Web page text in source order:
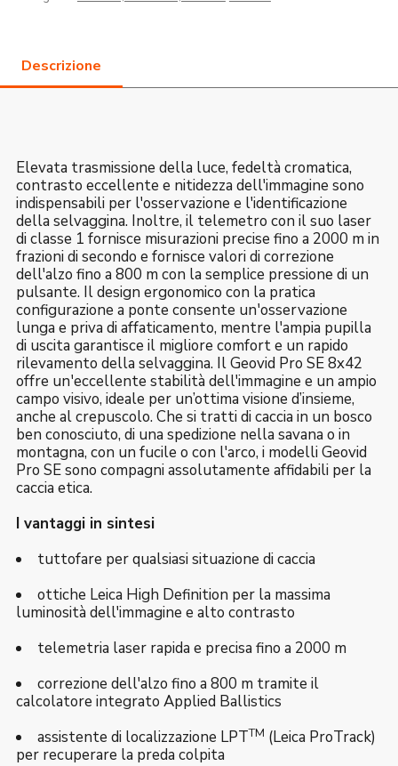
Elevata trasmissione della luce, fedeltà cromatica,
contrasto eccellente e nitidezza dell'immagine sono
indispensabili per l'osservazione e l'identificazione
della selvaggina. Inoltre, il telemetro con il suo laser
di classe 1 fornisce misurazioni precise fino a 2000 m in
frazioni di secondo e fornisce valori di correzione
dell'alzo fino a 800 m con la semplice pressione di un
pulsante. Il design ergonomico con la pratica
configurazione a ponte consente un'osservazione
lunga e priva di affaticamento, mentre l'ampia pupilla
di uscita garantisce il migliore comfort e un rapido
rilevamento della selvaggina. Il Geovid Pro SE 8x42
offre un'eccellente stabilità dell'immagine e un ampio
campo visivo, ideale per un’ottima visione d’insieme,
anche al crepuscolo. Che si tratti di caccia in un bosco
ben conosciuto, di una spedizione nella savana o in
montagna, con un fucile o con l'arco, i modelli Geovid
Pro SE sono compagni assolutamente affidabili per la
caccia etica.
I vantaggi in sintesi
tuttofare per qualsiasi situazione di caccia
ottiche Leica High Definition per la massima
luminosità dell'immagine e alto contrasto
telemetria laser rapida e precisa fino a 2000 m
correzione dell'alzo fino a 800 m tramite il
calcolatore integrato Applied Ballistics
assistente di localizzazione LPTTM (Leica ProTrack)
per recuperare la preda colpita